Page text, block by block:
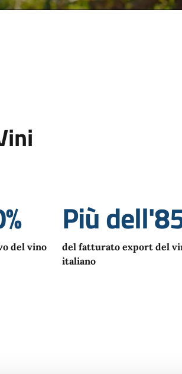
del vino
Più
del fatturato export del
italiano